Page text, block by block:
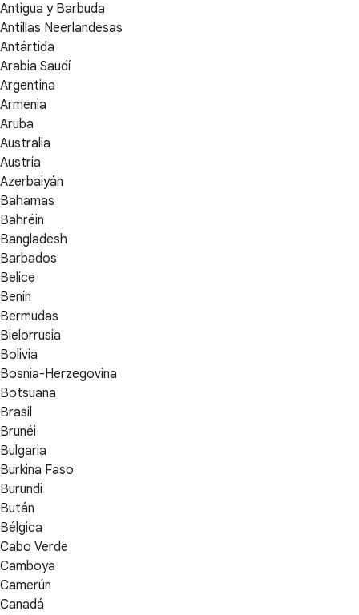
Antigua y Barbuda
Antillas Neerlandesas
Antártida
Arabia Saudí
Argentina
Armenia
Aruba
Australia
Austria
Azerbaiyán
Bahamas
Bahréin
Bangladesh
Barbados
Belice
Benín
Bermudas
Bielorrusia
Bolivia
Bosnia-Herzegovina
Botsuana
Brasil
Brunéi
Bulgaria
Burkina Faso
Burundi
Bután
Bélgica
Cabo Verde
Camboya
Camerún
Canadá